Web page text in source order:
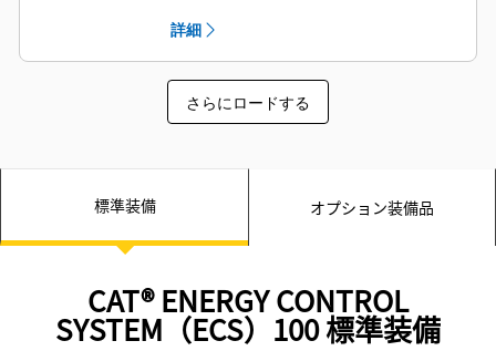
詳細
さらにロードする
標準装備 オプション装備品
CAT® ENERGY CONTROL
SYSTEM（ECS）100 標準装備